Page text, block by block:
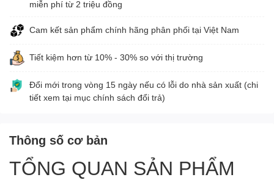
miễn phí từ 2 triệu đồng
Cam kết sản phẩm chính hãng phân phối tại Việt Nam
Tiết kiệm hơn từ 10% - 30% so với thị trường
Đổi mới trong vòng 15 ngày nếu có lỗi do nhà sản xuất (chi
tiết xem tại mục chính sách đổi trả)
Thông số cơ bản
TỔNG QUAN SẢN PHẨM